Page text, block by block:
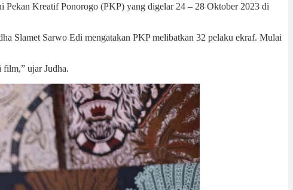
Kreatif Ponorogo (PKP) yang digelar 24 – 28 Oktober 2023 di
Slamet Sarwo Edi mengatakan PKP melibatkan 32 pelaku ekraf. Mulai
film,” ujar Judha.